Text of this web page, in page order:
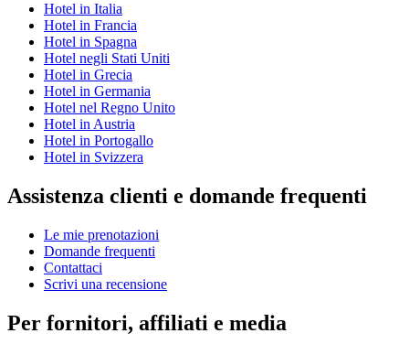
Hotel in Italia
Hotel in Francia
Hotel in Spagna
Hotel negli Stati Uniti
Hotel in Grecia
Hotel in Germania
Hotel nel Regno Unito
Hotel in Austria
Hotel in Portogallo
Hotel in Svizzera
Assistenza clienti e domande frequenti
Le mie prenotazioni
Domande frequenti
Contattaci
Scrivi una recensione
Per fornitori, affiliati e media